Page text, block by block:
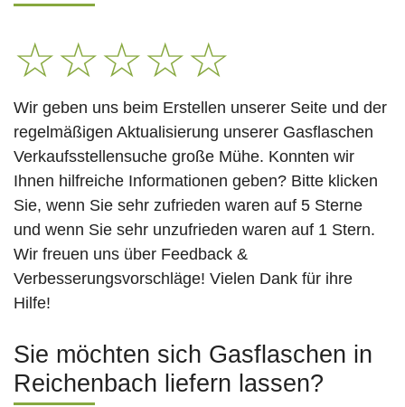
☆☆☆☆☆
Wir geben uns beim Erstellen unserer Seite und der
regelmäßigen Aktualisierung unserer Gasflaschen
Verkaufsstellensuche große Mühe. Konnten wir
Ihnen hilfreiche Informationen geben? Bitte klicken
Sie, wenn Sie sehr zufrieden waren auf 5 Sterne
und wenn Sie sehr unzufrieden waren auf 1 Stern.
Wir freuen uns über Feedback &
Verbesserungsvorschläge! Vielen Dank für ihre
Hilfe!
Sie möchten sich Gasflaschen in
Reichenbach liefern lassen?